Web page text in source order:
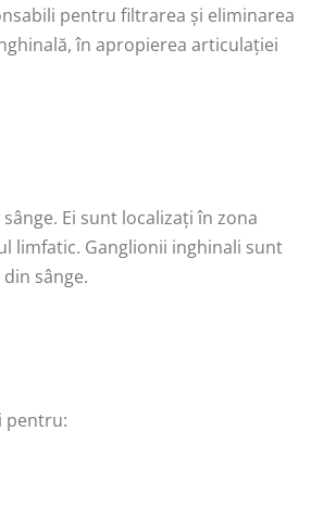
pentru filtrarea și eliminarea
în apropierea articulației
Ei sunt localizați în zona
limfatic. Ganglionii inghinali sunt
sânge.
pentru: